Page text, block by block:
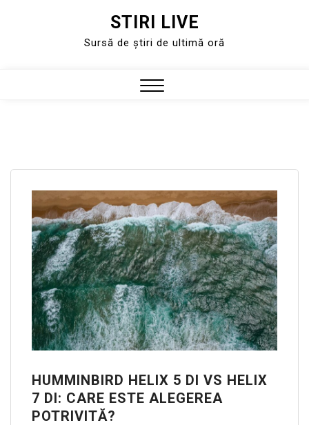
STIRI LIVE
Sursă de știri de ultimă oră
HUMMINBIRD HELIX 5 DI VS HELIX
7 DI: CARE ESTE ALEGEREA
POTRIVITĂ?